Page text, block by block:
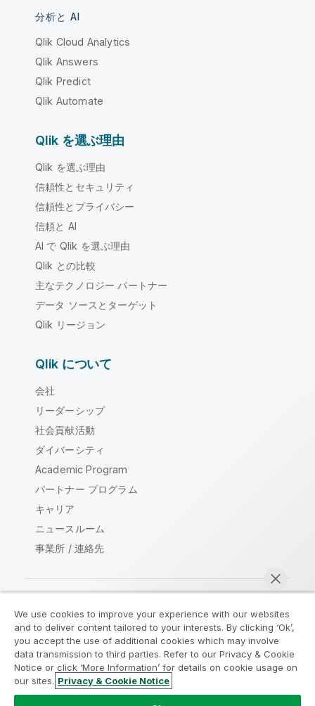
分析と AI
Qlik Cloud Analytics
Qlik Answers
Qlik Predict
Qlik Automate
Qlik を選ぶ理由
Qlik を選ぶ理由
信頼性とセキュリティ
信頼性とプライバシー
信頼と AI
AI で Qlik を選ぶ理由
Qlik との比較
主なテクノロジー パートナー
データ ソースとターゲット
Qlik リージョン
Qlik について
会社
リーダーシップ
社会貢献活動
ダイバーシティ
Academic Program
パートナー プログラム
キャリア
ニュースルーム
事業所 / 連絡先
Qlik コミュニティ
法的契約 製品規約
Legal Policies
リーガルポリシー
利用規約
Do Not Share My Info
We use cookies to improve your experience with our websites
and to deliver content tailored to your interests. By clicking ‘Ok’,
you accept the use of additional cookies which may involve
data transmission to third parties. Refer to our Privacy & Cookie
Notice or click ‘More Information’ for details on cookie usage on
our sites. Privacy & Cookie Notice